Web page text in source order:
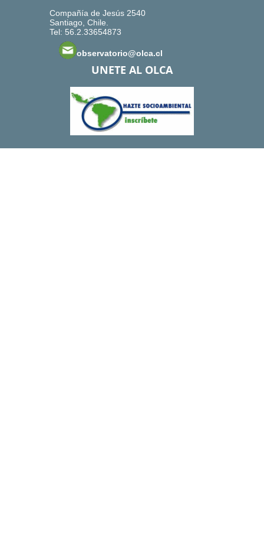
Compañía de Jesús 2540
Santiago, Chile.
Tel: 56.2.33654873
observatorio@olca.cl
UNETE AL OLCA